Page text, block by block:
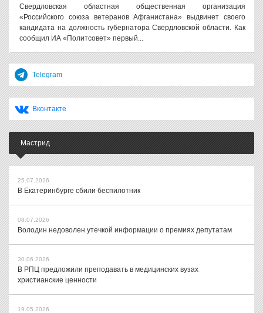
Свердловская областная общественная организация
«Российского союза ветеранов Афганистана» выдвинет своего
кандидата на должность губернатора Свердловской области. Как
сообщил ИА «Политсовет» первый...
Telegram
Вконтакте
Мастрид
25.07.2026
В Екатеринбурге сбили беспилотник
08.07.2026
Володин недоволен утечкой информации о премиях депутатам
30.06.2026
В РПЦ предложили преподавать в медицинских вузах
христианские ценности
19.05.2026